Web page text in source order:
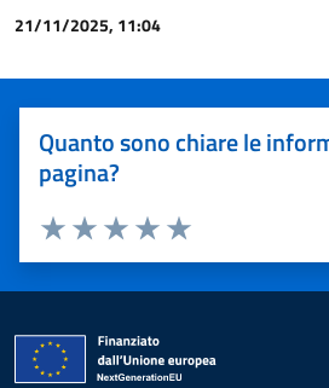
21/11/2025, 11:04
Quanto sono chiare le
pagina?
Valuta 5 stelle su 5
Valuta 4 stelle su 5
Valuta 3 stelle su 5
Valuta 2 stelle su 5
Valuta 1 stelle su 5